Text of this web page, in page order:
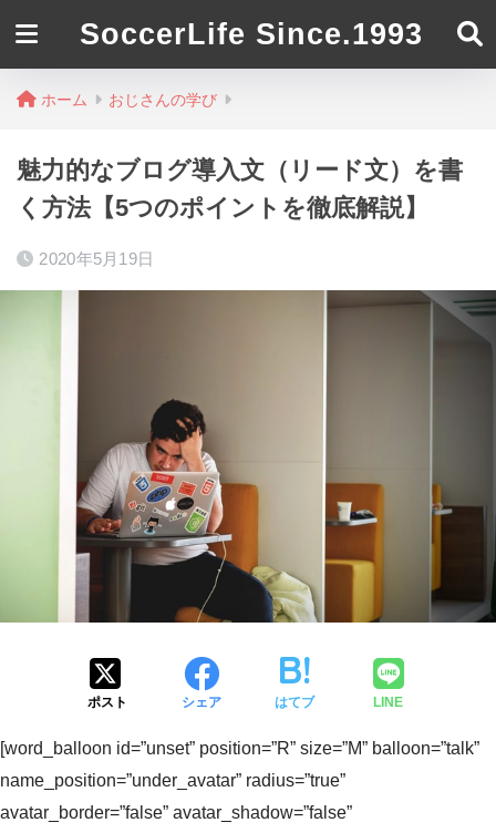
SoccerLife Since.1993
ホーム おじさんの学び
魅力的なブログ導入文（リード文）を書
く方法【5つのポイントを徹底解説】
2020年5月19日
ポスト シェア はてブ LINE
[word_balloon id=”unset” position=”R” size=”M” balloon=”talk”
name_position=”under_avatar” radius=”true”
avatar_border=”false” avatar_shadow=”false”